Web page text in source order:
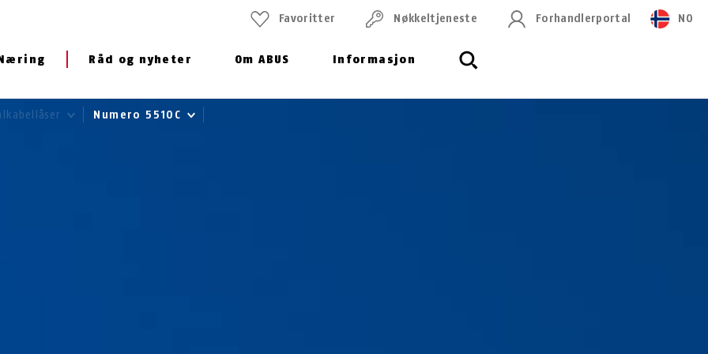
Råd og nyheter Om ABUS Informasjon
Favoritter Nøkkeltjeneste Forhandlerportal NO
Numero 5510C